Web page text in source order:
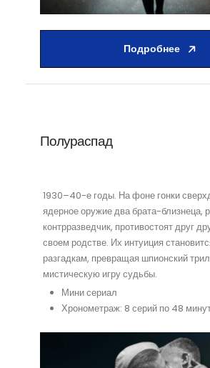
Подробнее
Полураспад
1930–40-е годы. На фоне гонки
ядерное оружие два брата-близнеца,
контрразведчик, противостоят друг
своем родстве. Их интуиция
разгадкам, превращая шпионский
мистическую игру судьбы.
Мини сериал
Хронометраж: 8 серий по 48